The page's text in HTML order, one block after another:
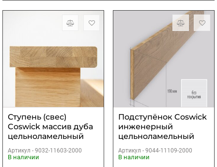
Ступень (свес)
Coswick массив дуба
цельноламельный
без покрытия
1400х330х40 мм
Артикул - 9032-11603-2000
В наличии
Подступёнок Coswick
инженерный
цельноламельный
Дуб без покрытия
1400х190х19мм
Артикул - 9044-11109-2000
В наличии